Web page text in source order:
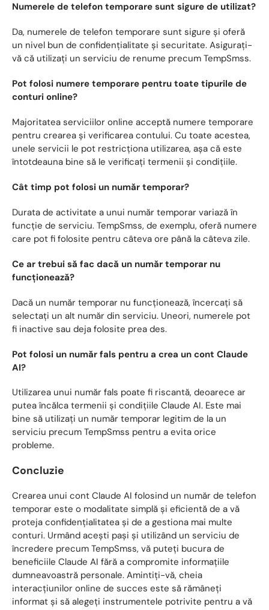
Numerele de telefon temporare sunt sigure de utilizat?
Da, numerele de telefon temporare sunt sigure și oferă
un nivel bun de confidențialitate și securitate. Asigurați-
vă că utilizați un serviciu de renume precum TempSmss.
Pot folosi numere temporare pentru toate tipurile de
conturi online?
Majoritatea serviciilor online acceptă numere temporare
pentru crearea și verificarea contului. Cu toate acestea,
unele servicii le pot restricționa utilizarea, așa că este
întotdeauna bine să le verificați termenii și condițiile.
Cât timp pot folosi un număr temporar?
Durata de activitate a unui număr temporar variază în
funcție de serviciu. TempSmss, de exemplu, oferă numere
care pot fi folosite pentru câteva ore până la câteva zile.
Ce ar trebui să fac dacă un număr temporar nu
funcționează?
Dacă un număr temporar nu funcționează, încercați să
selectați un alt număr din serviciu. Uneori, numerele pot
fi inactive sau deja folosite prea des.
Pot folosi un număr fals pentru a crea un cont Claude
AI?
Utilizarea unui număr fals poate fi riscantă, deoarece ar
putea încălca termenii și condițiile Claude AI. Este mai
bine să utilizați un număr temporar legitim de la un
serviciu precum TempSmss pentru a evita orice
probleme.
Concluzie
Crearea unui cont Claude AI folosind un număr de telefon
temporar este o modalitate simplă și eficientă de a vă
proteja confidențialitatea și de a gestiona mai multe
conturi. Urmând acești pași și utilizând un serviciu de
încredere precum TempSmss, vă puteți bucura de
beneficiile Claude AI fără a compromite informațiile
dumneavoastră personale. Amintiți-vă, cheia
interacțiunilor online de succes este să rămâneți
informat și să alegeți instrumentele potrivite pentru a vă